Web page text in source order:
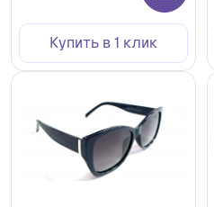
Купить в 1 клик